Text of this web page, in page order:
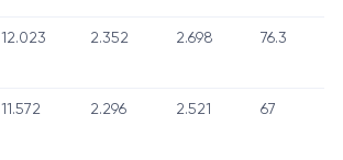
12.023 2.352 2.698 76.3
11.572 2.296 2.521 67